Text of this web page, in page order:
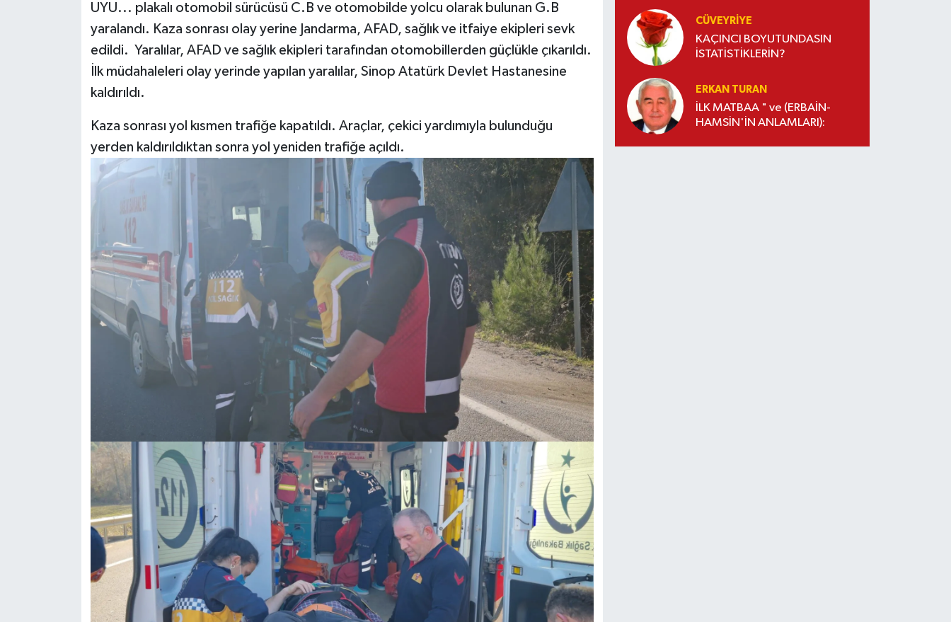
UYU... plakalı otomobil sürücüsü C.B ve otomobilde yolcu olarak bulunan G.B
yaralandı. Kaza sonrası olay yerine Jandarma, AFAD, sağlık ve itfaiye ekipleri sevk
edildi. Yaralılar, AFAD ve sağlık ekipleri tarafından otomobillerden güçlükle çıkarıldı.
İlk müdahaleleri olay yerinde yapılan yaralılar, Sinop Atatürk Devlet Hastanesine
kaldırıldı.
Kaza sonrası yol kısmen trafiğe kapatıldı. Araçlar, çekici yardımıyla bulunduğu
yerden kaldırıldıktan sonra yol yeniden trafiğe açıldı.
CÜVEYRIYE
KAÇINCI BOYUTUNDASIN
İSTATİSTİKLERİN?
ERKAN TURAN
İLK MATBAA " ve (ERBAİN-
HAMSİN'İN ANLAMLARI):